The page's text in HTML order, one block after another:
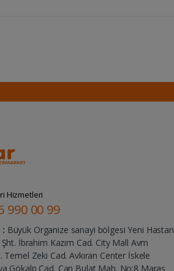
Hizmetleri
990 00 99
Büyük Organize sanayi bölgesi Yeni
Şht. İbrahim Kazım Cad. City Mall Avm
Temel Zeki Cad. Avkıran Center İskele
Gökalp Cad. Can Bulat Mah. No:8 Maraş